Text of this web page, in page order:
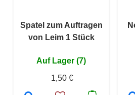
Spatel zum Auftragen
von Leim 1 Stück
Auf Lager (7)
1,50 €